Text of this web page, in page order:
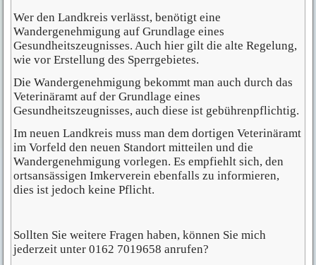
Wer den Landkreis verlässt, benötigt eine
Wandergenehmigung auf Grundlage eines
Gesundheitszeugnisses. Auch hier gilt die alte Regelung,
wie vor Erstellung des Sperrgebietes.
Die Wandergenehmigung bekommt man auch durch das
Veterinäramt auf der Grundlage eines
Gesundheitszeugnisses, auch diese ist gebührenpflichtig.
Im neuen Landkreis muss man dem dortigen Veterinäramt
im Vorfeld den neuen Standort mitteilen und die
Wandergenehmigung vorlegen. Es empfiehlt sich, den
ortsansässigen Imkerverein ebenfalls zu informieren,
dies ist jedoch keine Pflicht.
Sollten Sie weitere Fragen haben, können Sie mich
jederzeit unter 0162 7019658 anrufen?